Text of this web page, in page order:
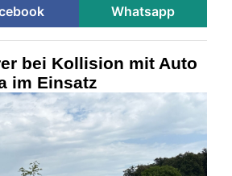
Whatsapp
bei Kollision mit Auto
im Einsatz